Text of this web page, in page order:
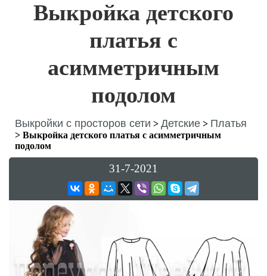
Выкройка детского
платья с
асимметричным
подолом
Выкройки с просторов сети > Детские > Платья
> Выкройка детского платья с асимметричным
подолом
31-7-2021